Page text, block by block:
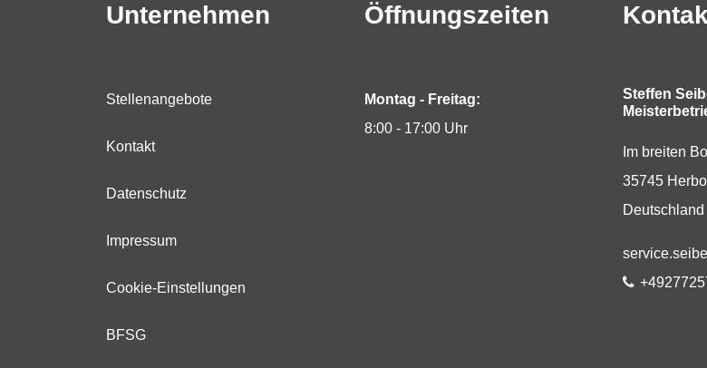
Unternehmen
Stellenangebote
Kontakt
Datenschutz
Impressum
Cookie-Einstellungen
BFSG
Öffnungszeiten
Montag - Freitag:
8:00 - 17:00 Uhr
Steffen
Im breiten
35745
Deutschland
E-Mail:
Telefon: